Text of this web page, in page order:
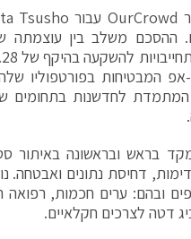
ההסכם משלב בין
המתמדת לחדשנות
בראש ובראשונה באיתור
דימות, דחיסת נתונים
ובהם: ערים חכמות, רפואה
דטה לצרכים חקלאיים.